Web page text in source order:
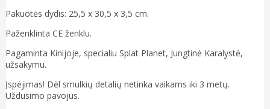
Pakuotės dydis: 25,5 x 30,5 x 3,5 cm.
Paženklinta CE ženklu.
Pagaminta Kinijoje, specialiu Splat Planet, Jungtinė Karalystė,
užsakymu.
Įspėjimas! Dėl smulkių detalių netinka vaikams iki 3 metų.
Uždusimo pavojus.